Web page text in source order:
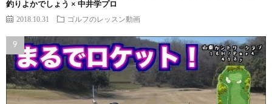
釣りよかでしょう × 中井学プロ
2018.10.31 ゴルフのレッスン動画